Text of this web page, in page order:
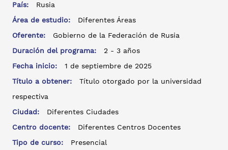
País:
Rusia
Área de estudio:
Diferentes Áreas
Oferente:
Gobierno de la Federación de Rusia
Duración del programa:
2 - 3 años
Fecha inicio:
1 de septiembre de 2025
Título a obtener:
Título otorgado por la universidad
respectiva
Ciudad:
Diferentes Ciudades
Centro docente:
Diferentes Centros Docentes
Tipo de curso:
Presencial